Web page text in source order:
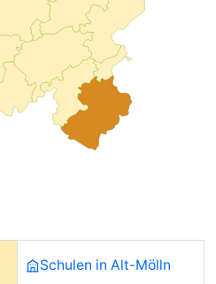
Schulen in Alt-Mölln